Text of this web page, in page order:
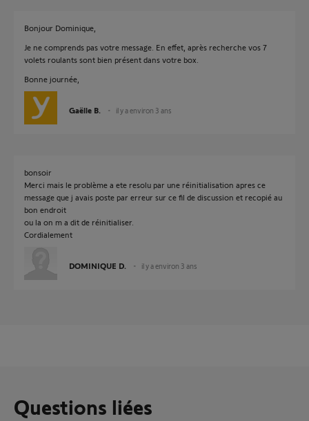
Bonjour Dominique,
Je ne comprends pas votre message. En effet, après recherche vos 7
volets roulants sont bien présent dans votre box.
Bonne journée,
Gaëlle B. il y a environ 3 ans
bonsoir
Merci mais le problème a ete resolu par une réinitialisation apres ce
message que j avais poste par erreur sur ce fil de discussion et recopié au
bon endroit
ou la on m a dit de réinitialiser.
Cordialement
DOMINIQUE D. il y a environ 3 ans
Questions liées